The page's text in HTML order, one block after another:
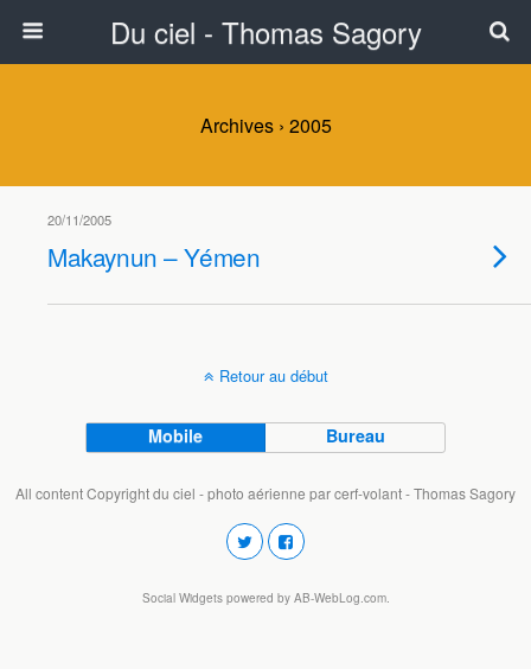
Du ciel - Thomas Sagory
Archives › 2005
20/11/2005
Makaynun – Yémen
Retour au début
Mobile Bureau
All content Copyright du ciel - photo aérienne par cerf-volant - Thomas Sagory
Social Widgetspowered by AB-WebLog.com.